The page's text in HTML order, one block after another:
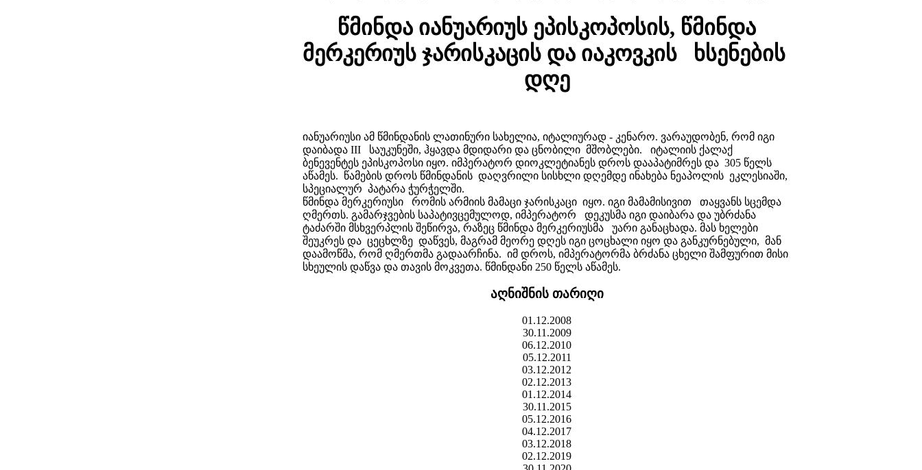
წმინდა იანუარიუს ეპისკოპოსის, წმინდა
მერკერიუს ჯარისკაცის და იაკოვკის ხსენების
დღე
იანუარიუსი ამ წმინდანის ლათინური სახელია, იტალიურად - კენარო. ვარაუდობენ, რომ იგი
დაიბადა III საუკუნეში, ჰყავდა მდიდარი და ცნობილი მშობლები. იტალიის ქალაქ
ბენევენტეს ეპისკოპოსი იყო. იმპერატორ დიოკლეტიანეს დროს დააპატიმრეს და 305 წელს
აწამეს. წამების დროს წმინდანის დაღვრილი სისხლი დღემდე ინახება ნეაპოლის ეკლესიაში,
სპეციალურ პატარა ჭურჭელში.
წმინდა მერკერიუსი რომის არმიის მამაცი ჯარისკაცი იყო. იგი მამამისივით თაყვანს სცემდა
ღმერთს. გამარჯვების საპატივცემულოდ, იმპერატორ დეკუსმა იგი დაიბარა და უბრძანა
ტაძარში მსხვერპლის შეწირვა, რაზეც წმინდა მერკერიუსმა უარი განაცხადა. მას ხელები
შეუკრეს და ცეცხლზე დაწვეს, მაგრამ მეორე დღეს იგი ცოცხალი იყო და განკურნებული, მან
დაამოწმა, რომ ღმერთმა გადაარჩინა. იმ დროს, იმპერატორმა ბრძანა ცხელი შამფურით მისი
სხეულის დაწვა და თავის მოკვეთა. წმინდანი 250 წელს აწამეს.
აღნიშნის თარიღი
01.12.2008
30.11.2009
06.12.2010
05.12.2011
03.12.2012
02.12.2013
01.12.2014
30.11.2015
05.12.2016
04.12.2017
03.12.2018
02.12.2019